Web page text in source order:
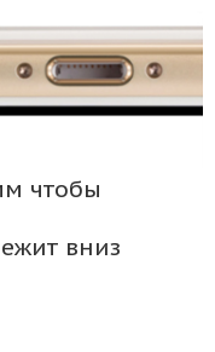
чтобы
вниз